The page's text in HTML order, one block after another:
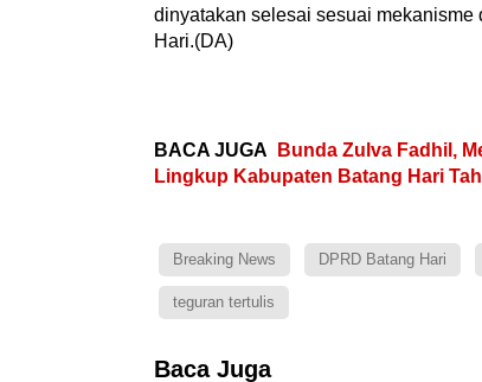
dinyatakan selesai sesuai
Hari.(DA)
BACA JUGA
Bunda Zulva Fadhil,
Lingkup Kabupaten Batang Hari
Breaking News DPRD Batang Hari
teguran tertulis
Baca Juga